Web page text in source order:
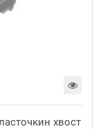
хвост